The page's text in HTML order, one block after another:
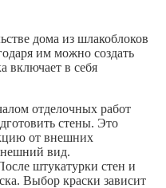
дома из шлакоблоков
им можно создать
включает в себя
отделочных работ
стены. Это
от внешних
вид.
штукатурки стен и
Выбор краски зависит